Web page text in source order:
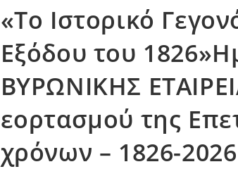
«Το Ιστορικό
Εξόδου του
ΒΥΡΩΝΙΚΗΣ
εορτασμού της
χρόνων – 1826-2026